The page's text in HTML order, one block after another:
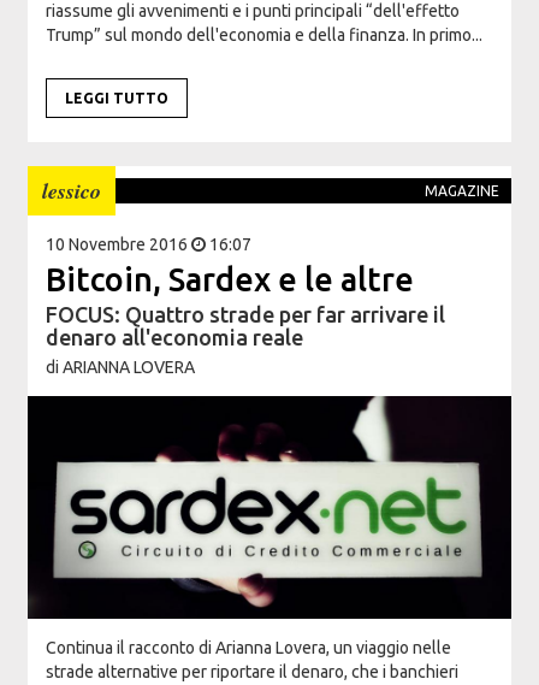
riassume gli avvenimenti e i punti principali “dell'effetto
Trump” sul mondo dell'economia e della finanza. In primo...
LEGGI TUTTO
lessico MAGAZINE
10 Novembre 2016 16:07
Bitcoin, Sardex e le altre
FOCUS: Quattro strade per far arrivare il
denaro all'economia reale
di ARIANNA LOVERA
Continua il racconto di Arianna Lovera, un viaggio nelle
strade alternative per riportare il denaro, che i banchieri